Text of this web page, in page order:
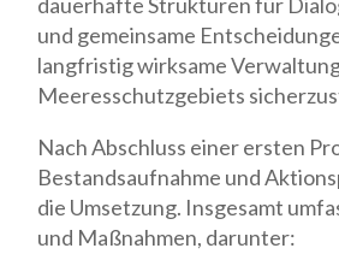
und gemeinsame
langfristig wirksame
Meeresschutzgebiets
Nach Abschluss einer ersten
Bestandsaufnahme und
die Umsetzung. Insgesamt
und Maßnahmen, darunter: